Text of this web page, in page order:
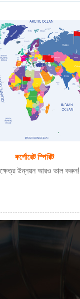
কর্পোরেট স্পিরিট
উন্নয়ন আরও ভাল করুন!
22